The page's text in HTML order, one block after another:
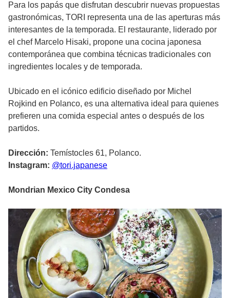
Para los papás que disfrutan descubrir nuevas propuestas
gastronómicas, TORI representa una de las aperturas más
interesantes de la temporada. El restaurante, liderado por
el chef Marcelo Hisaki, propone una cocina japonesa
contemporánea que combina técnicas tradicionales con
ingredientes locales y de temporada.
Ubicado en el icónico edificio diseñado por Michel
Rojkind en Polanco, es una alternativa ideal para quienes
prefieren una comida especial antes o después de los
partidos.
Dirección: Temístocles 61, Polanco.
Instagram: @tori.japanese
Mondrian Mexico City Condesa